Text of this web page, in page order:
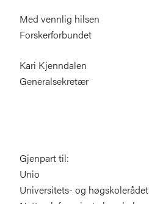
Med vennlig hilsen
Forskerforbundet
Kari Kjenndalen
Generalsekretær
Gjenpart til:
Unio
Universitets- og høgskolerådet